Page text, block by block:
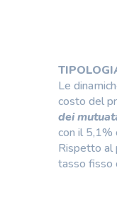
Le
costo del
dei
con il 5,1%
Rispetto al
tasso fisso